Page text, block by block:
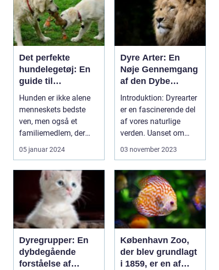
Det perfekte
hundelegetøj: En
guide til
hundeelskere
Hunden er ikke alene
menneskets bedste
ven, men også et
familiemedlem, der
kræver
opmærksomhed,
omso...
05 januar 2024
Dyre Arter: En
Nøje Gennemgang
af den Dybe
Dyrerige Verden
Introduktion: Dyrearter
er en fascinerende del
af vores naturlige
verden. Uanset om
man er dyreejer...
03 november 2023
Dyregrupper: En
dybdegående
forståelse af
København Zoo,
der blev grundlagt
i 1859, er en af